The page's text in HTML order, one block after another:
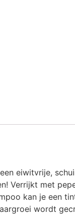
eiwitvrije,
Verrijkt met
kan je een
wordt